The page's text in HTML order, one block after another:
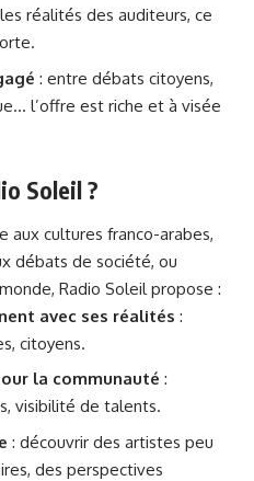
réalités des auditeurs, ce
: entre débats citoyens,
l’offre est riche et à visée
Soleil ?
aux cultures franco-arabes,
débats de société, ou
Radio Soleil propose :
avec ses réalités :
citoyens.
la communauté :
visibilité de talents.
: découvrir des artistes peu
des perspectives